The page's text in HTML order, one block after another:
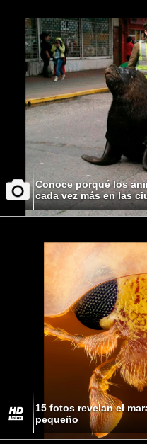
Conoce porqué los
cada vez más en las
15 fotos revelan el
pequeño